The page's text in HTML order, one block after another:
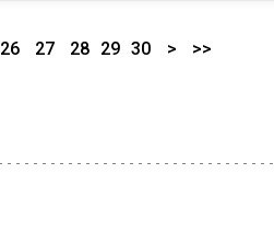
26 27 28 29 30 > >>